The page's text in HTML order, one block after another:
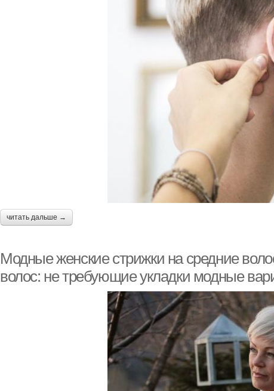
читать дальше →
Модные женские стрижки на средние
волос: не требующие укладки модные